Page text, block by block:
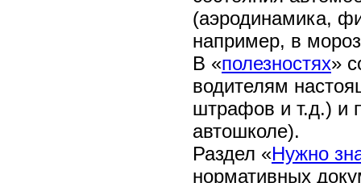
(аэродинамика,
например, в
В «полезностях»
водителям
штрафов и т.д.) и
автошколе).
Раздел «Нужно
нормативных